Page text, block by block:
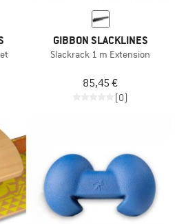
GIBBON SLACKLINES
Slackrack 1 m Extension
85,45 €
(0)